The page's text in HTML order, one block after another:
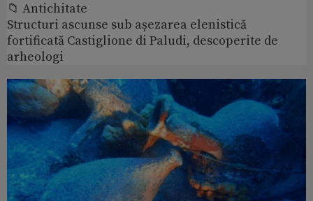
📁 Antichitate
Structuri ascunse sub așezarea elenistică
fortificată Castiglione di Paludi, descoperite de
arheologi